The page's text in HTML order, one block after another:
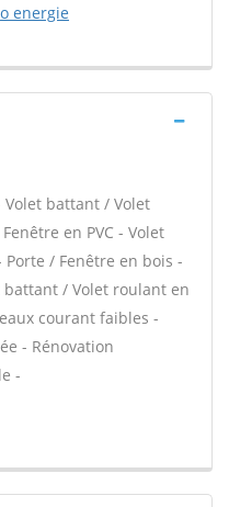
energie
battant / Volet
en PVC - Volet
/ Fenêtre en bois -
/ Volet roulant en
courant faibles -
- Rénovation
-